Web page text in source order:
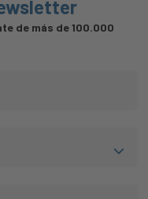
de más de 100.000